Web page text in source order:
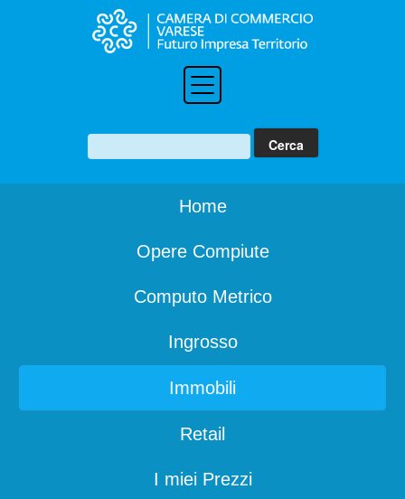
Home
Opere Compiute
Computo Metrico
Ingrosso
Immobili
Retail
I miei Prezzi